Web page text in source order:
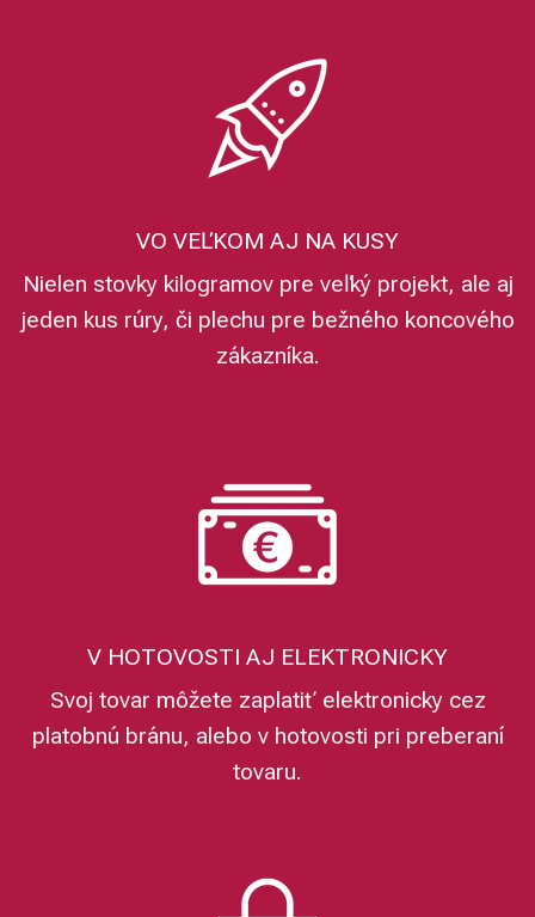
VO VEĽKOM AJ NA KUSY
Nielen stovky kilogramov pre veľký projekt, ale aj
jeden kus rúry, či plechu pre bežného koncového
zákazníka.
V HOTOVOSTI AJ ELEKTRONICKY
Svoj tovar môžete zaplatiť elektronicky cez
platobnú bránu, alebo v hotovosti pri preberaní
tovaru.